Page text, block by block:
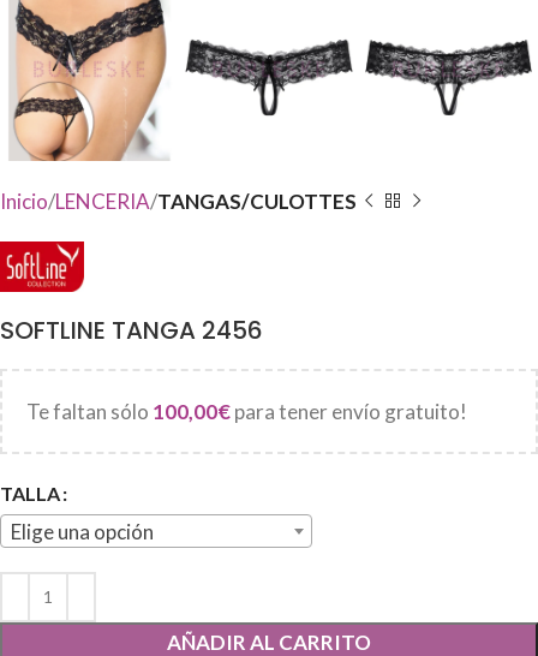
Inicio LENCERIA TANGAS/CULOTTES
SOFTLINE TANGA 2456
Te faltan sólo 100,00€para tener envío gratuito!
TALLA
Elige una opción
AÑADIR AL CARRITO